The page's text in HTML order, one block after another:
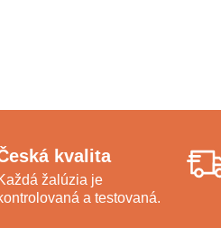
kvalita
žalúzia je
a testovaná.